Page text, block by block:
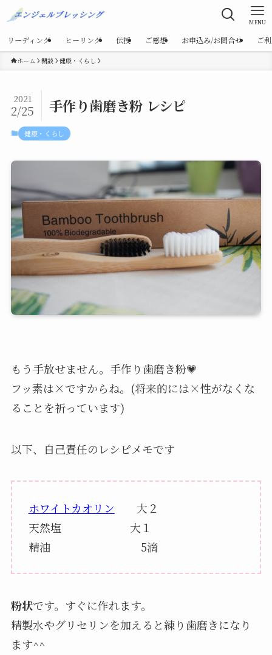
MENU
リーディング ヒーリング 伝授 ご感想 お申込み/お問合せ ご
ホーム 閑談 健康・くらし
手作り歯磨き粉 レシピ
2021
2/25
健康・くらし
もう手放せません。手作り歯磨き粉💗
フッ素は×ですからね。(将来的には×性がなくな
ることを祈っています)
以下、自己責任のレシピメモです
ホワイトカオリン 大２
天然塩 大１
精油 5滴
粉状です。すぐに作れます。
精製水やグリセリンを加えると練り歯磨きになり
ます^^